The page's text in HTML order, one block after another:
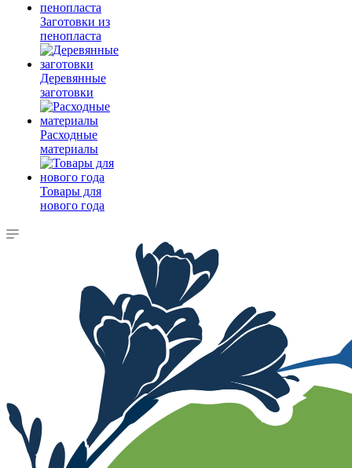
Заготовки из
пенопласта
Деревянные
заготовки
Расходные
материалы
Товары для
нового года